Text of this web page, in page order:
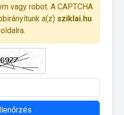
vagy robot. A CAPTCHA
a(z) sziklai.hu
oldalra.